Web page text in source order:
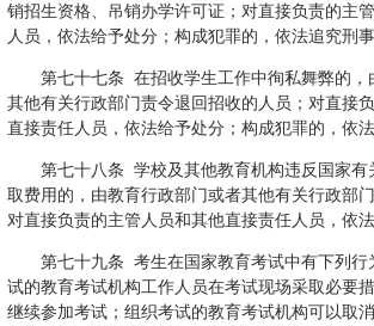
销招生资格、吊销办学许可证；对直接负责的主
人员，依法给予处分；构成犯罪的，依法追究刑事
第七十七条 在招收学生工作中徇私舞弊的，
其他有关行政部门责令退回招收的人员；对直接
直接责任人员，依法给予处分；构成犯罪的，依法
第七十八条 学校及其他教育机构违反国家有
取费用的，由教育行政部门或者其他有关行政部
对直接负责的主管人员和其他直接责任人员，依法
第七十九条 考生在国家教育考试中有下列行
试的教育考试机构工作人员在考试现场采取必要
继续参加考试；组织考试的教育考试机构可以取